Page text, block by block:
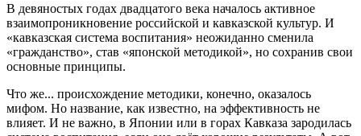
В девяностых годах двадцатого века началось активное
взаимопроникновение российской и кавказской культур. И
«кавказская система воспитания» неожиданно сменила
«гражданство», став «японской методикой», но сохранив свои
основные принципы.
Что же... происхождение методики, конечно, оказалось
мифом. Но название, как известно, на эффективность не
влияет. И не важно, в Японии или в горах Кавказа зародилась